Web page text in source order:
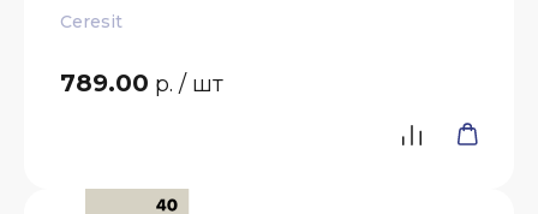
Ceresit
789.00 р. / шт